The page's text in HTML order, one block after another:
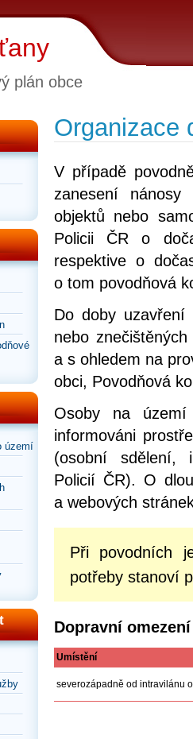
plán obce
území
Organizace
V případě
zanesení
objektů nebo
Policii ČR o
respektive o
o tom povodňová
Do doby uzavření
nebo
a s ohledem na
obci, Povodňová
Osoby na
informováni
(osobní sdělení,
Policií ČR). O
a webových
Při povodních
potřeby stanoví
Dopravní
Umístění
severozápadně od intravilánu